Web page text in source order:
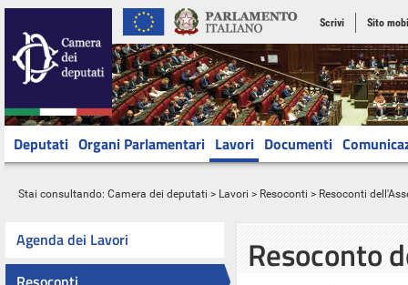
Scrivi Sito
Deputati Organi Parlamentari Lavori Documenti
Stai consultando: Camera dei deputati > Lavori > Resoconti > Resoconti
Agenda dei Lavori
Resoconto